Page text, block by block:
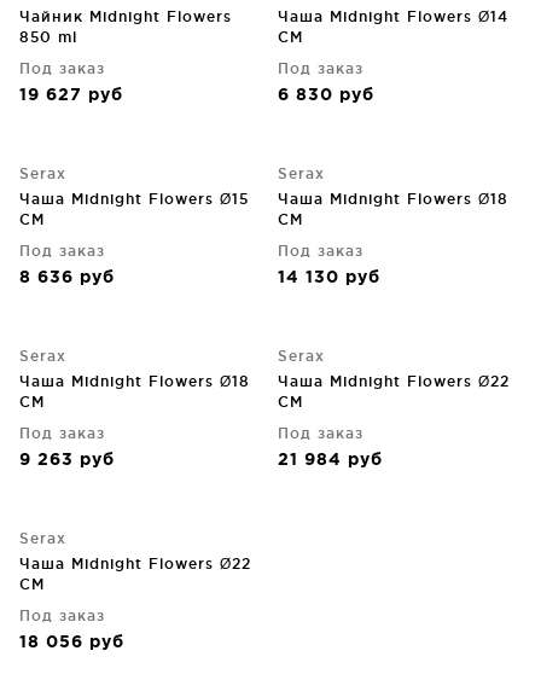
Чайник Midnight Flowers
850 ml
Под заказ
19 627 руб
Чаша Midnight Flowers Ø14
CM
Под заказ
6 830 руб
Serax
Чаша Midnight Flowers Ø15
CM
Под заказ
8 636 руб
Serax
Чаша Midnight Flowers Ø18
CM
Под заказ
14 130 руб
Serax
Чаша Midnight Flowers Ø18
CM
Под заказ
9 263 руб
Serax
Чаша Midnight Flowers Ø22
CM
Под заказ
21 984 руб
Serax
Чаша Midnight Flowers Ø22
CM
Под заказ
18 056 руб